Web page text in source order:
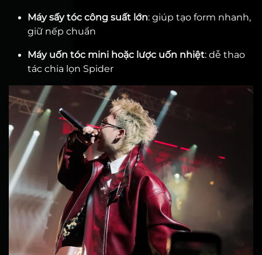
Máy sấy tóc công suất lớn: giúp tạo form nhanh,
giữ nếp chuẩn
Máy uốn tóc mini hoặc lược uốn nhiệt: dễ thao
tác chia lọn Spider